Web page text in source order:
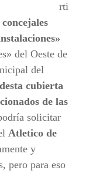
rti
del Oeste de
del
cubierta
de las
solicitar
Atletico de
y
pero para eso